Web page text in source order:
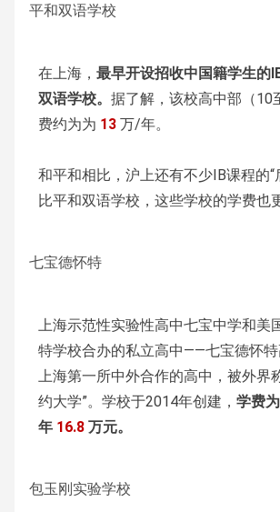
平和双语学校
在上海， 最早开设招收中国籍学生的
双语学校。 据了解，该校高中部（10
费约为为 13 万/年。
和平和相比，沪上还有不少IB课程的“
比平和双语学校，这些学校的学费也
七宝德怀特
上海示范性实验性高中七宝中学和美
特学校合办的私立高中——七宝德怀
上海第一所中外合作的高中，被外界
约大学”。学校于2014年创建， 学费
年 16.8 万元。
包玉刚实验学校